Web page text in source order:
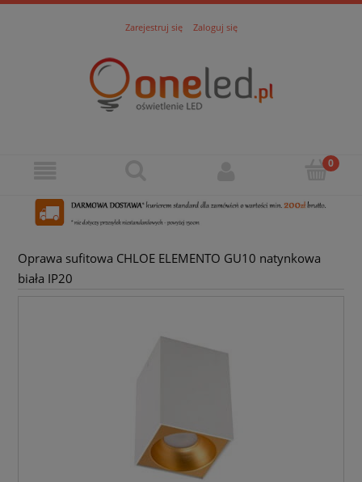
Zarejestruj się Zaloguj się
Oprawa sufitowa CHLOE ELEMENTO GU10 natynkowa
biała IP20